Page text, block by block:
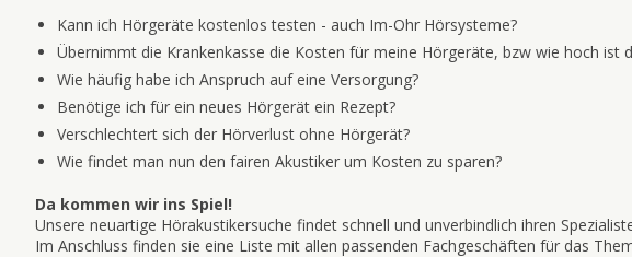
Kann ich Hörgeräte kostenlos testen - auch Im-Ohr Hörsysteme?
Übernimmt die Krankenkasse die Kosten für meine Hörgeräte, bzw wie hoch ist
Wie häufig habe ich Anspruch auf eine Versorgung?
Benötige ich für ein neues Hörgerät ein Rezept?
Verschlechtert sich der Hörverlust ohne Hörgerät?
Wie findet man nun den fairen Akustiker um Kosten zu sparen?
Da kommen wir ins Spiel!
Unsere neuartige Hörakustikersuche findet schnell und unverbindlich ihren
Im Anschluss finden sie eine Liste mit allen passenden Fachgeschäften für das